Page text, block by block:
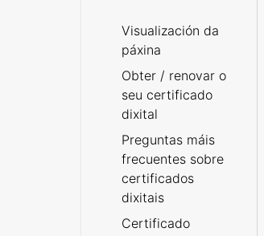
Visualización da
páxina
Obter / renovar o
seu certificado
dixital
Preguntas máis
frecuentes sobre
certificados
dixitais
Certificado